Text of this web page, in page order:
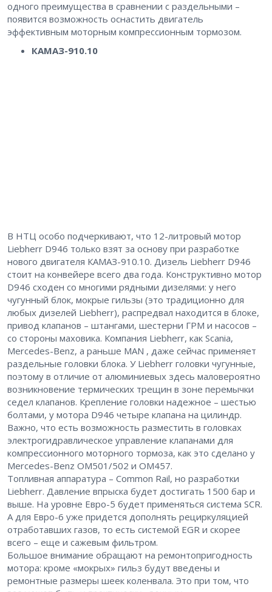
одного преимущества в сравнении с раздельными –
появится возможность оснастить двигатель
эффективным моторным компрессионным тормозом.
КАМАЗ-910.10
В НТЦ особо подчеркивают, что 12-литровый мотор
Liebherr D946 только взят за основу при разработке
нового двигателя КАМАЗ-910.10. Дизель Liebherr D946
стоит на конвейере всего два года. Конструктивно мотор
D946 сходен со многими рядными дизелями: у него
чугунный блок, мокрые гильзы (это традиционно для
любых дизелей Liebherr), распредвал находится в блоке,
привод клапанов – штангами, шестерни ГРМ и насосов –
со стороны маховика. Компания Liebherr, как Scania,
Mercedes-Benz, а раньше MAN , даже сейчас применяет
раздельные головки блока. У Liebherr головки чугунные,
поэтому в отличие от алюминиевых здесь маловероятно
возникновение термических трещин в зоне перемычки
седел клапанов. Крепление головки надежное – шестью
болтами, у мотора D946 четыре клапана на цилиндр.
Важно, что есть возможность разместить в головках
электрогидравлическое управление клапанами для
компрессионного моторного тормоза, как это сделано у
Mercedes-Benz ОМ501/502 и ОМ457.
Топливная аппаратура – Common Rail, но разработки
Liebherr. Давление впрыска будет достигать 1500 бар и
выше. На уровне Евро-5 будет применяться система SCR.
А для Евро-6 уже придется дополнять рециркуляцией
отработавших газов, то есть системой EGR и скорее
всего – еще и сажевым фильтром.
Большое внимание обращают на ремонтопригодность
мотора: кроме «мокрых» гильз будут введены и
ремонтные размеры шеек коленвала. Это при том, что